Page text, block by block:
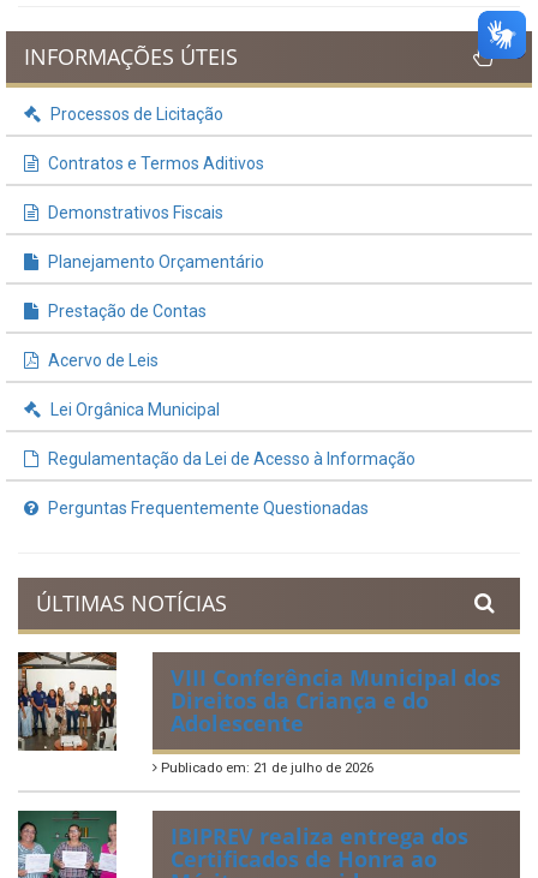
INFORMAÇÕES ÚTEIS
Processos de Licitação
Contratos e Termos Aditivos
Demonstrativos Fiscais
Planejamento Orçamentário
Prestação de Contas
Acervo de Leis
Lei Orgânica Municipal
Regulamentação da Lei de Acesso à Informação
Perguntas Frequentemente Questionadas
ÚLTIMAS NOTÍCIAS
VIII Conferência Municipal dos
Direitos da Criança e do
Adolescente
Publicado em: 21 de julho de 2026
IBIPREV realiza entrega dos
Certificados de Honra ao